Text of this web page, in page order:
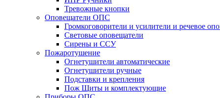
Тревожные кнопки
Оповещатели ОПС
Громкоговорители и усилители и речевое
Световые оповещатели
Сирены и ССУ
Пожаротушение
Огнетушители автоматические
Огнетушители ручные
Подставки и крепления
Пож Щиты и комплектующие